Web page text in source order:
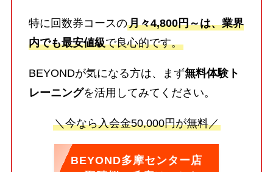
特に回数券コースの月々4,800円～は、業界
内でも最安値級で良心的です。
BEYONDが気になる方は、まず無料体験ト
レーニングを活用してみてください。
＼今なら入会金50,000円が無料／
BEYOND多摩センター店